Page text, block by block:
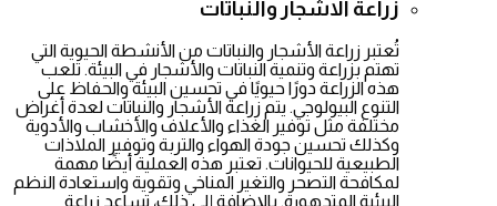
زراعة الاشجار والنباتات
تُعتبر زراعة الأشجار والنباتات من الأنشطة الحيوية التي
تهتم بزراعة وتنمية النباتات والأشجار في البيئة. تلعب
هذه الزراعة دورًا حيويًا في تحسين البيئة والحفاظ على
التنوع البيولوجي. يتم زراعة الأشجار والنباتات لعدة أغراض
مختلفة مثل توفير الغذاء والأعلاف والأخشاب والأدوية
وكذلك تحسين جودة الهواء والتربة وتوفير الملاذات
الطبيعية للحيوانات. تعتبر هذه العملية أيضًا مهمة
لمكافحة التصحر والتغير المناخي وتقوية واستعادة النظم
البيئية المتدهورة. بالإضافة إلى ذلك، تساعد زراعة